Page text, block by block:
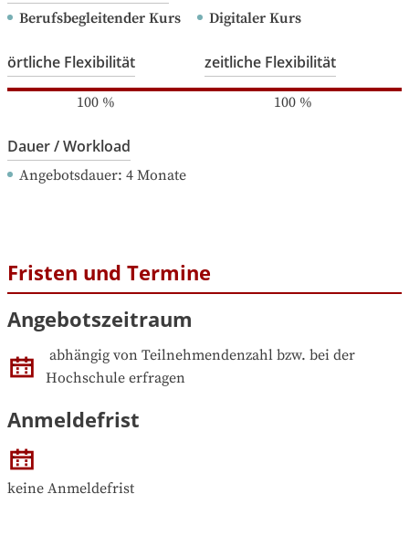
Berufsbegleitender Kurs Digitaler Kurs
örtliche Flexibilität
100%
zeitliche Flexibilität
100%
Dauer / Workload
Angebotsdauer: 4 Monate
Fristen und Termine
Angebotszeitraum
abhängig von Teilnehmendenzahl bzw. bei der
Hochschule erfragen
Anmeldefrist
keine Anmeldefrist